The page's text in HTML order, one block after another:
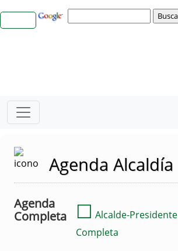
Agenda Alcaldía
Agenda
Completa
☐ Alcalde-Presidente
Completa